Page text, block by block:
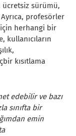
ücretsiz sürümü,
Ayrıca, profesörler
herhangi bir
kullanıcıların
kısıtlama
edebilir ve bazı
sınıfta bir
emin